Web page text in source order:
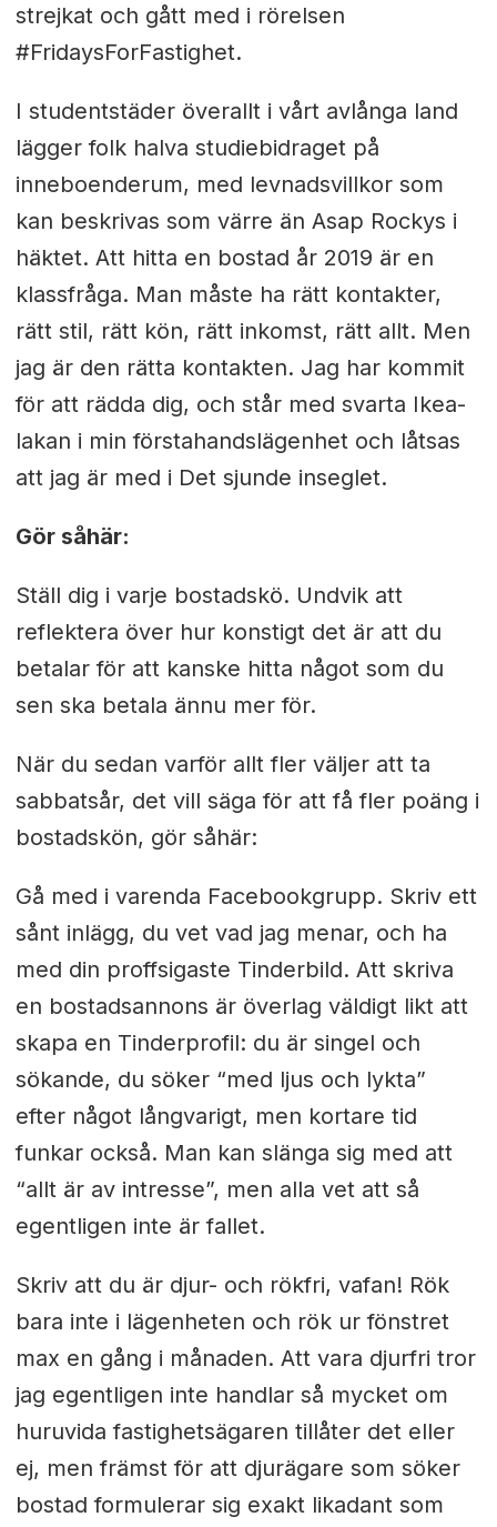
strejkat och gått med i rörelsen
#FridaysForFastighet.
I studentstäder överallt i vårt avlånga land
lägger folk halva studiebidraget på
inneboenderum, med levnadsvillkor som
kan beskrivas som värre än Asap Rockys i
häktet. Att hitta en bostad år 2019 är en
klassfråga. Man måste ha rätt kontakter,
rätt stil, rätt kön, rätt inkomst, rätt allt. Men
jag är den rätta kontakten. Jag har kommit
för att rädda dig, och står med svarta Ikea-
lakan i min förstahandslägenhet och låtsas
att jag är med i Det sjunde inseglet.
Gör såhär:
Ställ dig i varje bostadskö. Undvik att
reflektera över hur konstigt det är att du
betalar för att kanske hitta något som du
sen ska betala ännu mer för.
När du sedan varför allt fler väljer att ta
sabbatsår, det vill säga för att få fler poäng i
bostadskön, gör såhär:
Gå med i varenda Facebookgrupp. Skriv ett
sånt inlägg, du vet vad jag menar, och ha
med din proffsigaste Tinderbild. Att skriva
en bostadsannons är överlag väldigt likt att
skapa en Tinderprofil: du är singel och
sökande, du söker “med ljus och lykta”
efter något långvarigt, men kortare tid
funkar också. Man kan slänga sig med att
“allt är av intresse”, men alla vet att så
egentligen inte är fallet.
Skriv att du är djur- och rökfri, vafan! Rök
bara inte i lägenheten och rök ur fönstret
max en gång i månaden. Att vara djurfri tror
jag egentligen inte handlar så mycket om
huruvida fastighetsägaren tillåter det eller
ej, men främst för att djurägare som söker
bostad formulerar sig exakt likadant som